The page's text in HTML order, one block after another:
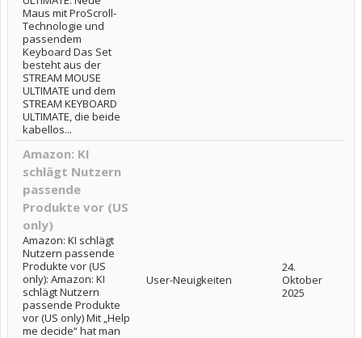
Maus mit ProScroll-
Technologie und
passendem
Keyboard Das Set
besteht aus der
STREAM MOUSE
ULTIMATE und dem
STREAM KEYBOARD
ULTIMATE, die beide
kabellos...
Amazon: KI
schlägt Nutzern
passende
Produkte vor (US
only)
Amazon: KI schlägt
Nutzern passende
Produkte vor (US
only): Amazon: KI
schlägt Nutzern
passende Produkte
vor (US only) Mit „Help
me decide“ hat man
User-Neuigkeiten
24.
Oktober
2025